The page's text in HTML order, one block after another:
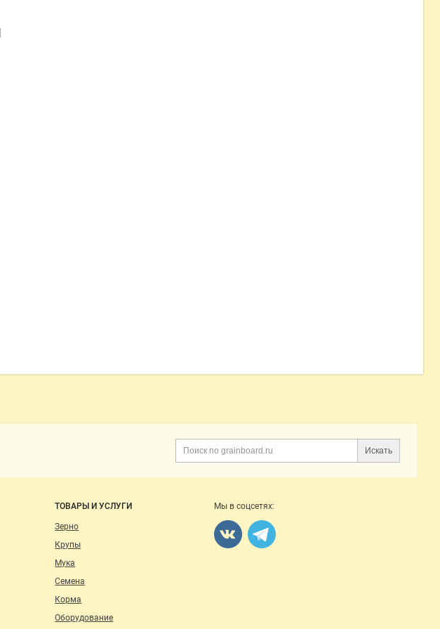
Искать
ТОВАРЫ И УСЛУГИ
Зерно
Крупы
Мука
Семена
Корма
Оборудование
Мы в соцсетях: